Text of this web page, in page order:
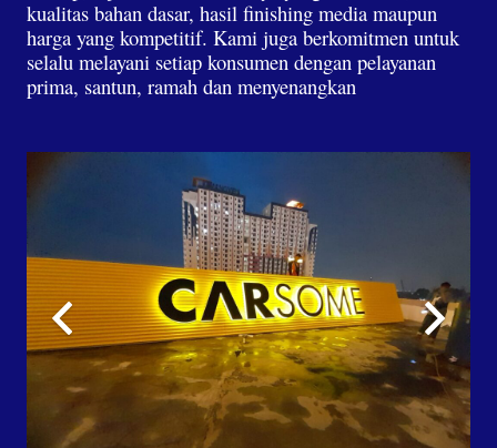
kualitas bahan dasar, hasil finishing media maupun
harga yang kompetitif. Kami juga berkomitmen untuk
selalu melayani setiap konsumen dengan pelayanan
prima, santun, ramah dan menyenangkan